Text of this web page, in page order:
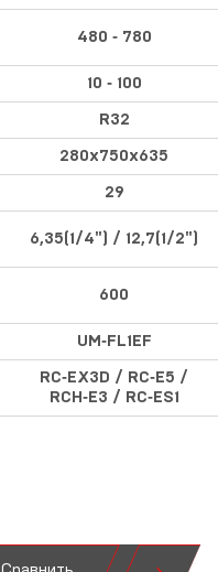
480 ‑ 780
10 ‑ 100
R32
280х750х635
29
6,35(1/4") / 12,7(1/2")
600
UM‑FL1EF
RC‑EX3D / RC‑E5 /
RCH‑E3 / RC‑ES1